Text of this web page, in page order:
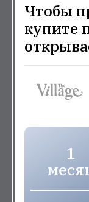
Чтобы
купите
1